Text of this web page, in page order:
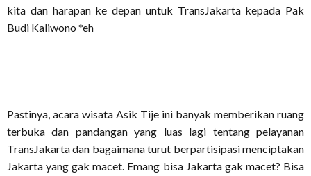
kita dan harapan ke depan untuk TransJakarta kepada Pak
Budi Kaliwono *eh
Pastinya, acara wisata Asik Tije ini banyak memberikan ruang
terbuka dan pandangan yang luas lagi tentang pelayanan
TransJakarta dan bagaimana turut berpartisipasi menciptakan
Jakarta yang gak macet. Emang bisa Jakarta gak macet? Bisa